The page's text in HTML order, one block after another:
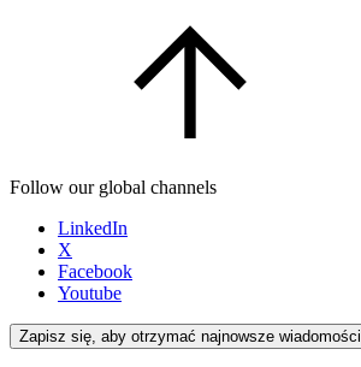
Follow our global channels
LinkedIn
X
Facebook
Youtube
Zapisz się, aby otrzymać najnowsze wiadomości